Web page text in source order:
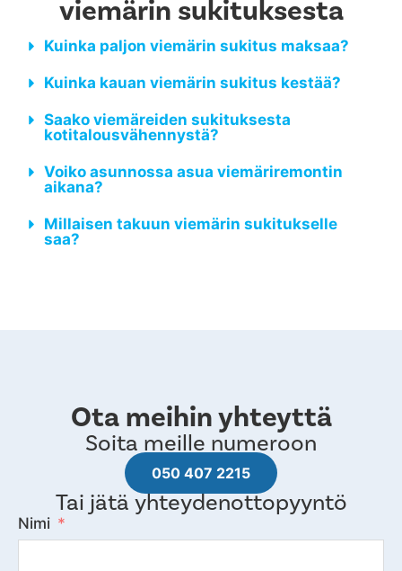
viemärin sukituksesta
Kuinka paljon viemärin sukitus maksaa?
Kuinka kauan viemärin sukitus kestää?
Saako viemäreiden sukituksesta
kotitalousvähennystä?
Voiko asunnossa asua viemäriremontin
aikana?
Millaisen takuun viemärin sukitukselle
saa?
Ota meihin yhteyttä
Soita meille numeroon
050 407 2215
Tai jätä yhteydenottopyyntö
Nimi